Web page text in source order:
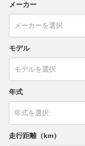
メーカー
モデル
年式
走行距離（km）